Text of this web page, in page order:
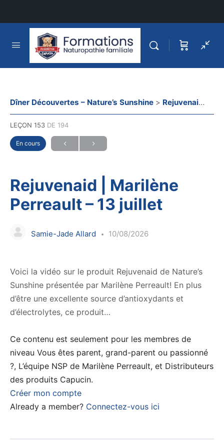
Dîner Découvertes – Nature’s Sunshine Rejuvenaid | Marilène Perreault – 13 juillet
LEÇON 153 DE 194
En cours
Rejuvenaid | Marilène
Perreault – 13 juillet
Samie-Jade Allard 10/08/2026
Voici la vidéo sur le produit Rejuvenaid de Nature’s
Sunshine présentée par Marilène Perreault! En plus
d’être une excellente source d’antioxydants et
d’électrolytes, ce produit…
Ce contenu est seulement pour les membres de
niveau Vous êtes parent, grand-parent ou passionné
?, L’équipe NSP de Marilène Perreault, et Distributeurs
des produits Capucin.
Créer mon compte
Already a member? Connectez-vous ici